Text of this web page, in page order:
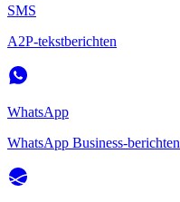
SMS
A2P-tekstberichten
WhatsApp
WhatsApp Business-berichten